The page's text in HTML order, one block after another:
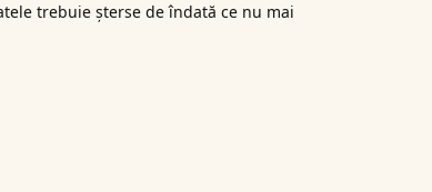
trebuie șterse de îndată ce nu mai